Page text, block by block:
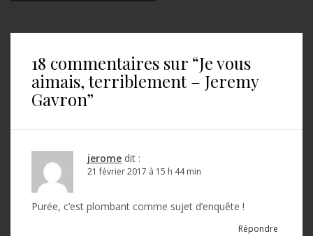
g
18 commentaires sur “Je vous
aimais, terriblement – Jeremy
Gavron”
jerome dit :
21 février 2017 à 15 h 44 min
Purée, c’est plombant comme sujet d’enquête !
Répondre